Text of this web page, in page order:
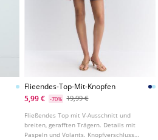
Flieendes-Top-Mit-Knopfen
5,99 €
-70% 19,99 €
Fließendes Top mit V-Ausschnitt und
breiten, gerafften Trägern. Details mit
Paspeln und Volants. Knopfverschluss